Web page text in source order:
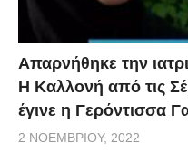
Απαρνήθηκε την
Η Καλλονή από τις
έγινε η Γερόντισσα
2 ΝΟΕΜΒΡΊΟΥ, 2022